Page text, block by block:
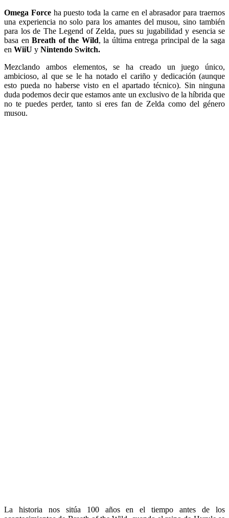
Omega Forceha puesto toda la carne en el abrasador para traernos
una experiencia no solo para los amantes del musou, sino también
para los de The Legend of Zelda, pues su jugabilidad y esencia se
basa en Breath of the Wild, la última entrega principal de la saga
en WiiU y Nintendo Switch.
Mezclando ambos elementos, se ha creado un juego único,
ambicioso, al que se le ha notado el cariño y dedicación (aunque
esto pueda no haberse visto en el apartado técnico). Sin ninguna
duda podemos decir que estamos ante un exclusivo de la híbrida que
no te puedes perder, tanto si eres fan de Zelda como del género
musou.
La historia nos sitúa 100 años en el tiempo antes de los